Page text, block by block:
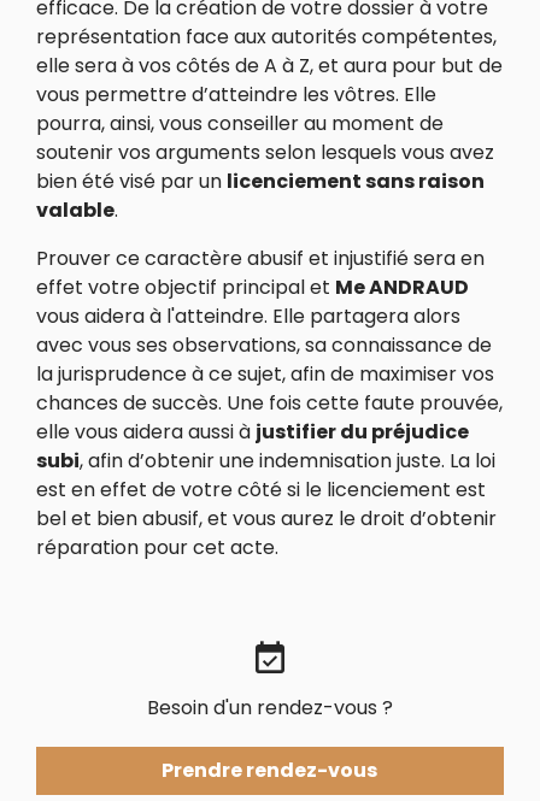
efficace. De la création de votre dossier à votre
représentation face aux autorités compétentes,
elle sera à vos côtés de A à Z, et aura pour but de
vous permettre d’atteindre les vôtres. Elle
pourra, ainsi, vous conseiller au moment de
soutenir vos arguments selon lesquels vous avez
bien été visé par un licenciement sans raison
valable.
Prouver ce caractère abusif et injustifié sera en
effet votre objectif principal et Me ANDRAUD
vous aidera à l'atteindre. Elle partagera alors
avec vous ses observations, sa connaissance de
la jurisprudence à ce sujet, afin de maximiser vos
chances de succès. Une fois cette faute prouvée,
elle vous aidera aussi à justifier du préjudice
subi, afin d’obtenir une indemnisation juste. La loi
est en effet de votre côté si le licenciement est
bel et bien abusif, et vous aurez le droit d’obtenir
réparation pour cet acte.
event_available
Besoin d'un rendez-vous ?
Prendre rendez-vous